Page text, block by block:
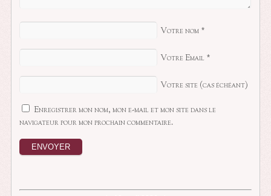
Votre nom *
Votre Email *
Votre site (cas échéant)
Enregistrer mon nom, mon e-mail et mon site dans le
navigateur pour mon prochain commentaire.